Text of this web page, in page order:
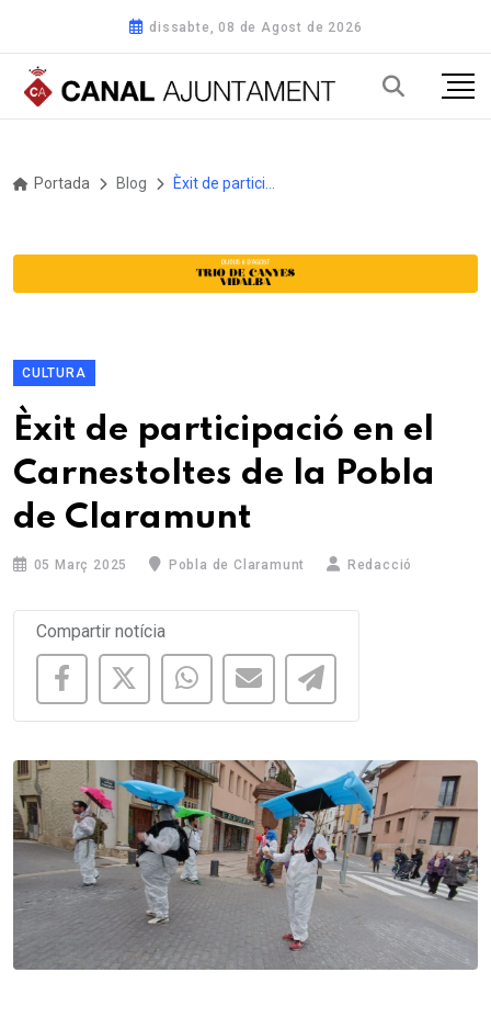
dissabte, 08 de Agost de 2026
Portada Blog
CULTURA
Èxit de participació en el
Carnestoltes de la Pobla
de Claramunt
05 Març 2025 Pobla de Claramunt Redacció
Compartir notícia